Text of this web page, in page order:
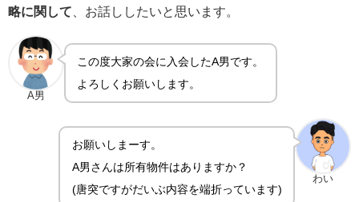
略に関して 、お話ししたいと思います。
A男
この度大家の会に入会したA男です。
よろしくお願いします。
わい
お願いしまーす。
A男さんは所有物件はありますか？
(唐突ですがだいぶ内容を端折っています)